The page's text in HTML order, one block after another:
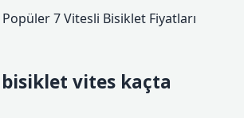
Popüler 7 Vitesli Bisiklet Fiyatları
vites kaçta